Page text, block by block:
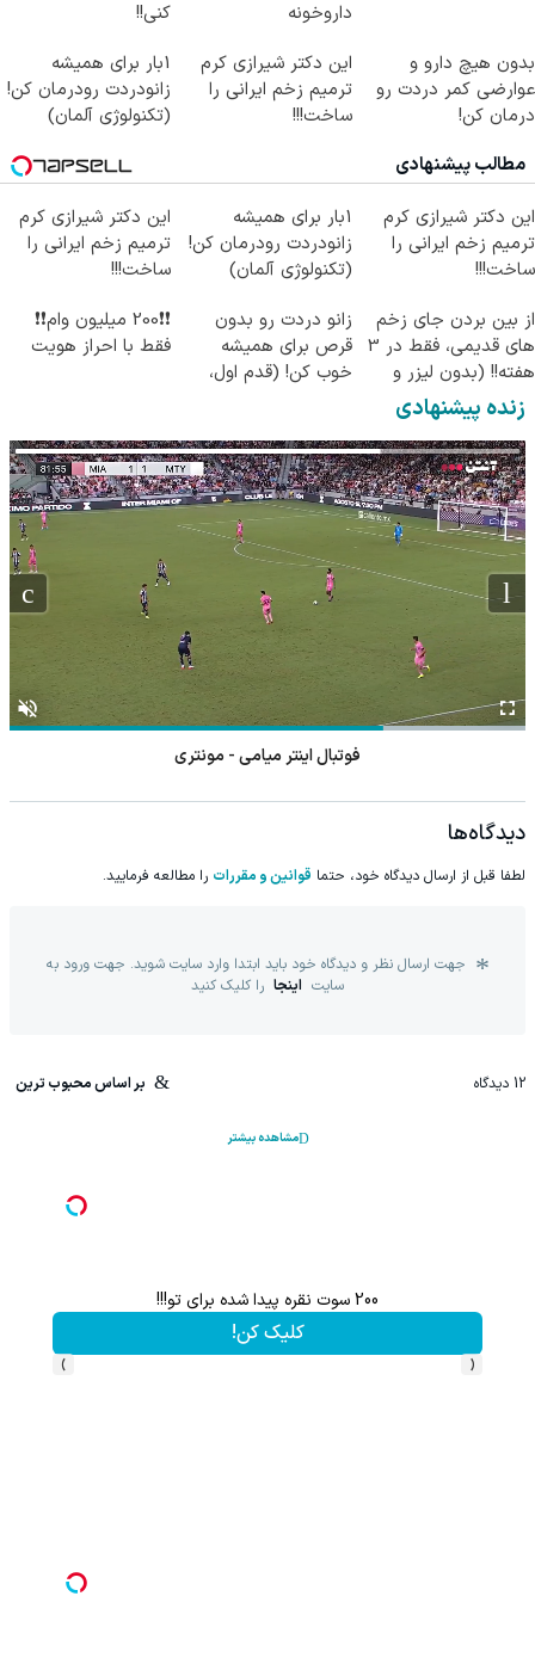
داروخونه
کنی!!
بدون هیچ دارو و
عوارضی کمر دردت رو
درمان کن!
این دکتر شیرازی کرم
ترمیم زخم ایرانی را
ساخت!!!
1بار برای همیشه
زانودردت رودرمان کن!
(تکنولوژی آلمان)
مطالب پیشنهادی
این دکتر شیرازی کرم
ترمیم زخم ایرانی را
ساخت!!!
1بار برای همیشه
زانودردت رودرمان کن!
(تکنولوژی آلمان)
این دکتر شیرازی کرم
ترمیم زخم ایرانی را
ساخت!!!
از بین بردن جای زخم
های قدیمی، فقط در 3
هفته!! (بدون لیزر و
جراحی)
زانو دردت رو بدون
قرص برای همیشه
خوب کن! (قدم اول،
❗❗200 میلیون وام❗❗
فقط با احراز هویت
زنده پیشنهادی
فوتبال اینتر میامی - مونتری
دیدگاه‌ها
لطفا قبل از ارسال دیدگاه خود، حتما قوانین و مقررات را مطالعه فرمایید.
جهت ارسال نظر و دیدگاه خود باید ابتدا وارد سایت شوید. جهت ورود به
سایت اینجا را کلیک کنید
12 دیدگاه بر اساس محبوب ترین
مشاهده بیشتر
200 سوت نقره پیدا شده برای تو!!!
کلیک کن!
‹
›